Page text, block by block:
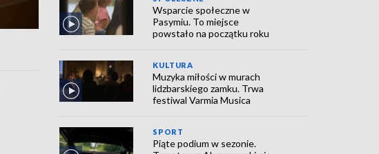
Wsparcie społeczne w
Pasymiu. To miejsce
powstało na początku roku
KULTURA
Muzyka miłości w murach
lidzbarskiego zamku. Trwa
festiwal Varmia Musica
SPORT
Piąte podium w sezonie.